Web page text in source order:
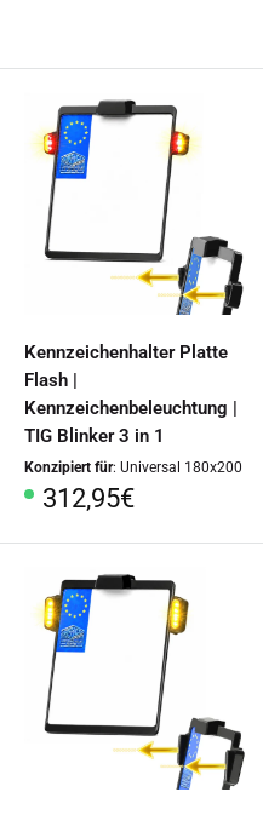
Kennzeichenhalter Platte
Flash |
Kennzeichenbeleuchtung |
TIG Blinker 3 in 1
Konzipiert für: Universal 180x200
Sonderpreis
312,95€